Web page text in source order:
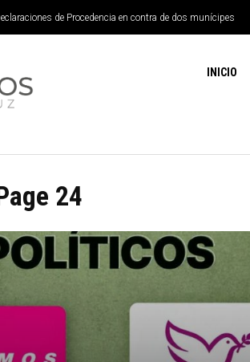
de Procedencia en contra de dos munícipes
INICIO
24